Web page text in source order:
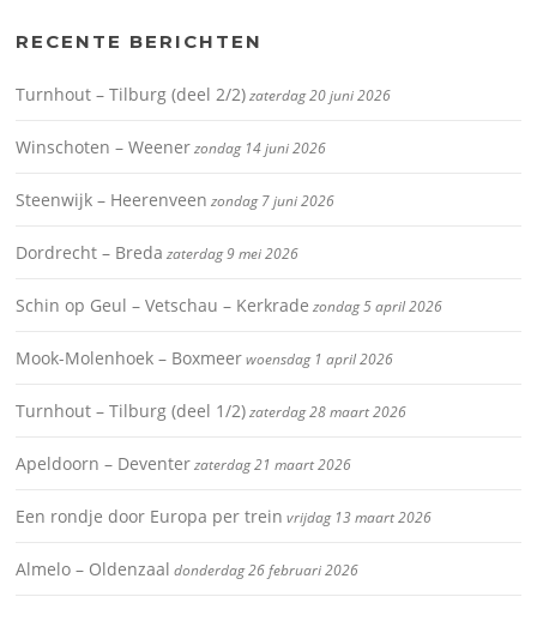
RECENTE BERICHTEN
Turnhout – Tilburg (deel 2/2)zaterdag 20 juni 2026
Winschoten – Weenerzondag 14 juni 2026
Steenwijk – Heerenveen zondag 7 juni 2026
Dordrecht – Breda zaterdag 9 mei 2026
Schin op Geul – Vetschau – Kerkrade zondag 5 april 2026
Mook-Molenhoek – Boxmeerwoensdag 1 april 2026
Turnhout – Tilburg (deel 1/2)zaterdag 28 maart 2026
Apeldoorn – Deventerzaterdag 21 maart 2026
Een rondje door Europa per trein vrijdag 13 maart 2026
Almelo – Oldenzaal donderdag 26 februari 2026